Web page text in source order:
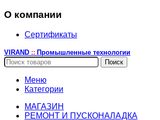
О компании
Сертификаты
VIRAND :: Промышленные технологии
Поиск
Меню
Категории
МАГАЗИН
РЕМОНТ И ПУСКОНАЛАДКА